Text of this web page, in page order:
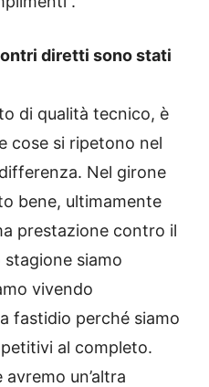
diretti sono stati
di qualità tecnico, è
cose si ripetono nel
Nel girone
bene, ultimamente
prestazione contro il
siamo
vivendo
fastidio perché siamo
al completo.
un’altra